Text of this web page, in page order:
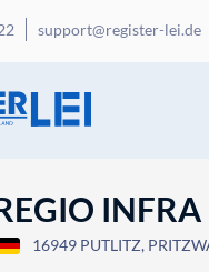
support@register-lei.de
16949 PUTLITZ,